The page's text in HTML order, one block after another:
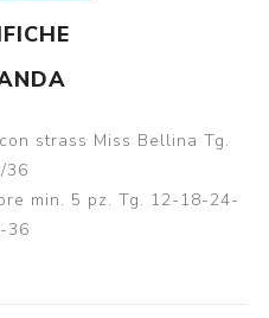
strass Miss Bellina Tg.
36
min. 5 pz. Tg. 12-18-24-
36